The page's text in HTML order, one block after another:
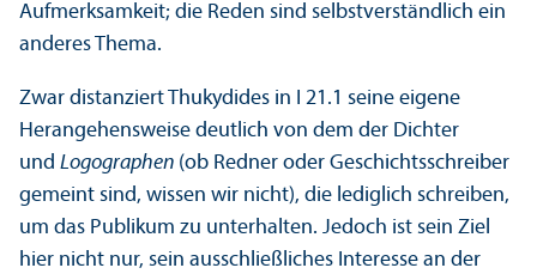
Aufmerksamkeit; die Reden sind selbstverständlich ein
anderes Thema.
Zwar distanziert Thukydides in I 21.1 seine eigene
Herangehensweise deutlich von dem der Dichter
und Logographen (ob Redner oder Geschichtsschreiber
gemeint sind, wissen wir nicht), die lediglich schreiben,
um das Publikum zu unter­halten. Jedoch ist sein Ziel
hier nicht nur, sein ausschließliches Interesse an der